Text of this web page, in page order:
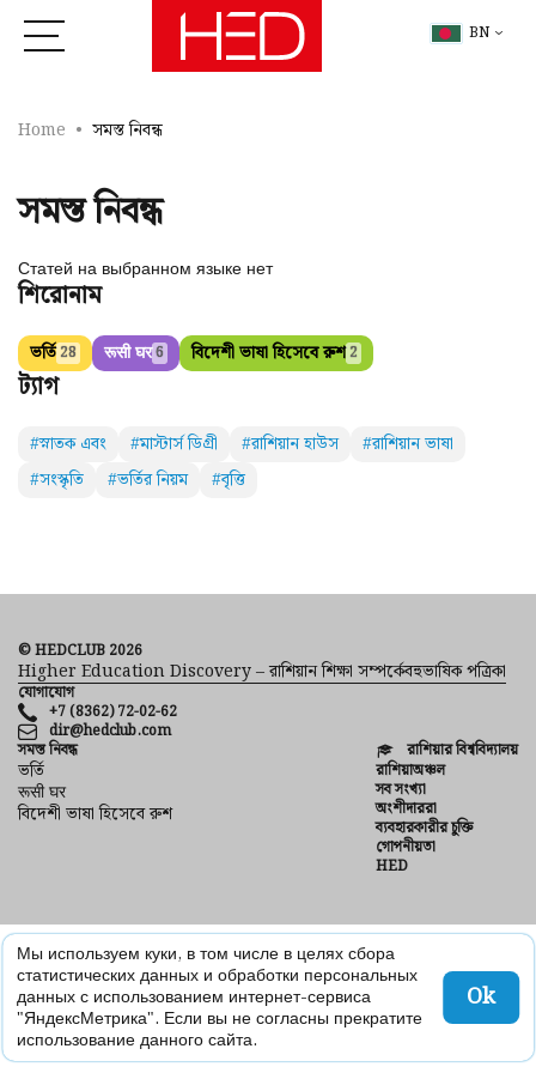
BN
Home সমস্ত নিবন্ধ
সমস্ত নিবন্ধ
Статей на выбранном языке нет
শিরোনাম
ভর্তি 28 रूसी घर6 বিদেশী ভাষা হিসেবে রুশ 2
ট্যাগ
#স্নাতক এবং #মাস্টার্স ডিগ্রী #রাশিয়ান হাউস
#রাশিয়ান ভাষা
#সংস্কৃতি
#ভর্তির নিয়ম #বৃত্তি
© HEDCLUB 2026
Higher Education Discovery – রাশিয়ান শিক্ষা সম্পর্কেবহুভাষিক পত্রিকা
যোগাযোগ
+7 (8362) 72-02-62
dir@hedclub.com
সমস্ত নিবন্ধ
ভর্তি
रूसी घर
বিদেশী ভাষা হিসেবে রুশ
রাশিয়ার বিশ্ববিদ্যালয়
রাশিয়াঅঞ্চল
সব সংখ্যা
অংশীদাররা
ব্যবহারকারীর চুক্তি
গোপনীয়তা
HED
Мы используем куки, в том числе в целях сбора
статистических данных и обработки персональных
данных с использованием интернет-сервиса
"ЯндексМетрика". Если вы не согласны прекратите
использование данного сайта.
Ok